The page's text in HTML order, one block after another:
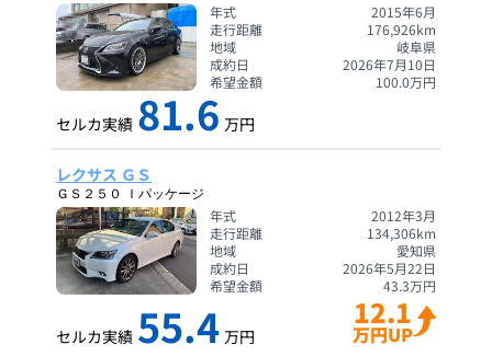
年式
2015年6月
走行距離
176,926km
地域
岐阜県
成約日
2026年7月10日
希望金額
100.0万円
セルカ実績 81.6 万円
レクサス ＧＳ
ＧＳ２５０ Ｉパッケージ
年式
2012年3月
走行距離
134,306km
地域
愛知県
成約日
2026年5月22日
希望金額
43.3万円
セルカ実績 55.4 万円
12.1
万円UP